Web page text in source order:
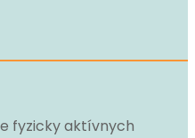
fyzicky aktívnych